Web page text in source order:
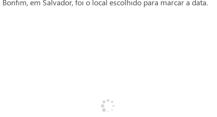
Bonfim, em Salvador, foi o local escolhido para marcar a data.